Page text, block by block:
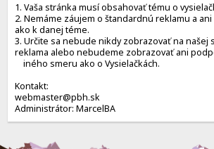
1. Vaša stránka musí obsahovať tému o
2. Nemáme záujem o štandardnú reklamu a
ako k danej téme.
3. Určite sa nebude nikdy zobrazovať na našej
reklama alebo nebudeme zobrazovať ani
iného smeru ako o Vysielačkách.
Kontakt:
webmaster@pbh.sk
Administrátor: MarcelBA